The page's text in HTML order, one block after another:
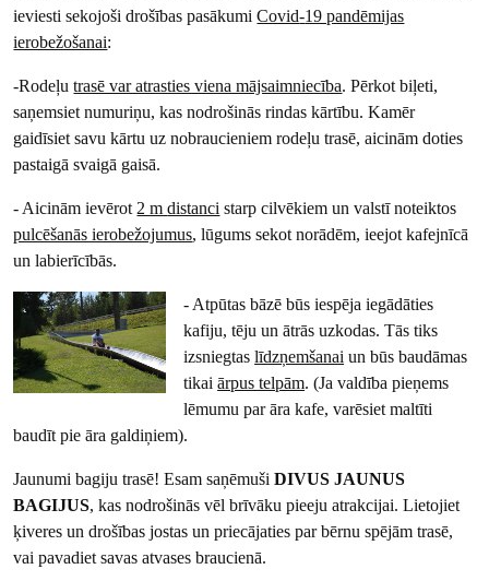
ieviesti sekojoši drošības pasākumi Covid-19 pandēmijas
ierobežošanai:
-Rodeļutrasē var atrasties viena mājsaimniecība. Pērkot biļeti,
saņemsiet numuriņu, kas nodrošinās rindas kārtību. Kamēr
gaidīsiet savu kārtu uz nobraucieniem rodeļu trasē, aicinām doties
pastaigā svaigā gaisā.
- Aicinām ievērot 2 mdistanci starp cilvēkiem un valstī noteiktos
pulcēšanās ierobežojumus, lūgums sekot norādēm, ieejot kafejnīcā
un labierīcībās.
- Atpūtas bāzē būs iespēja iegādāties
kafiju, tēju un ātrās uzkodas. Tās tiks
izsniegtaslīdzņemšanai un būs baudāmas
tikaiārpus telpām. (Ja valdība pieņems
lēmumu par āra kafe, varēsiet maltīti
baudīt pie āra galdiņiem).
Jaunumi bagiju trasē! Esam saņēmušiDIVUS JAUNUS
BAGIJUS, kas nodrošinās vēl brīvāku pieeju atrakcijai. Lietojiet
ķiveres un drošības jostas un priecājaties par bērnu spējām trasē,
vai pavadiet savas atvases braucienā.